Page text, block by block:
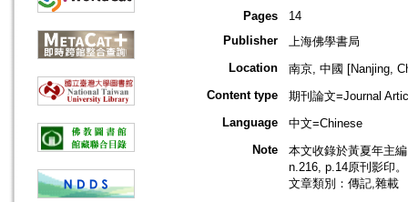
Pages
14
Publisher
上海佛學書局
Location
南京, 中國 [Nanjing,
Content type
期刊論文=Journal
Language
中文=Chinese
Note
本文收錄於黃夏年主
n.216, p.14原刊影印。
文章類別：傳記,雜載